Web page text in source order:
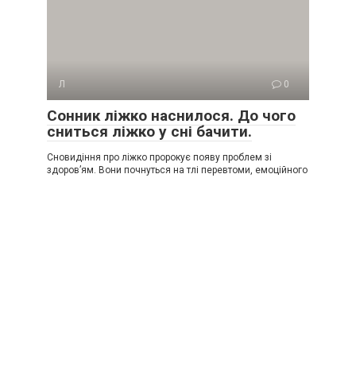
Л 0
Сонник ліжко наснилося. До чого
сниться ліжко у сні бачити.
Сновидіння про ліжко пророкує появу проблем зі
здоров’ям. Вони почнуться на тлі перевтоми, емоційного